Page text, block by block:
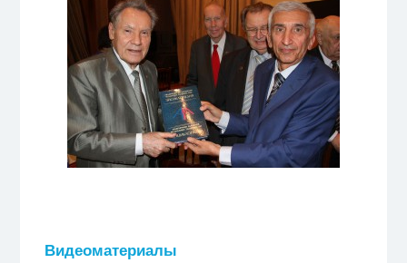
Видеоматериалы